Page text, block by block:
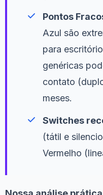
Pontos
Azul são
para
genéricas
contato
meses.
Switches
(tátil e
Vermelho